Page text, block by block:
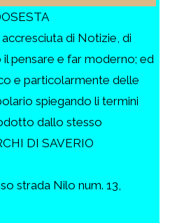
di Notizie, di
pensare e far moderno; ed
e particolarmente delle
spiegando li termini
dallo stesso
DI SAVERIO
strada Nilo num. 13,